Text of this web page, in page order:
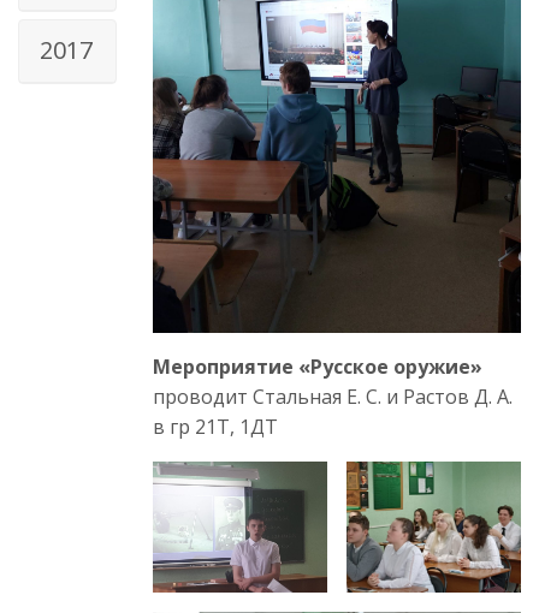
2017
Мероприятие «Русское оружие»
проводит Стальная Е. С. и Растов Д. А.
в гр 21Т, 1ДТ